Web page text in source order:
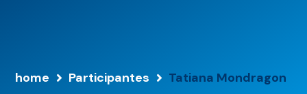
home Participantes Tatiana Mondragon